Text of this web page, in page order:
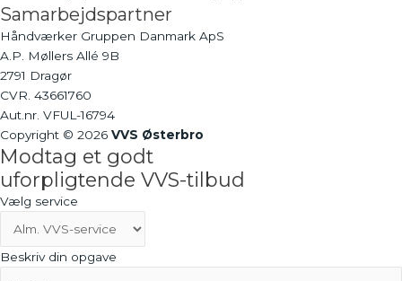
Samarbejdspartner
Håndværker Gruppen Danmark ApS
A.P. Møllers Allé 9B
2791 Dragør
CVR. 43661760
Aut.nr. VFUL-16794
Copyright © 2026 VVS Østerbro
Modtag et godt
uforpligtende VVS-tilbud
Vælg service
Beskriv din opgave